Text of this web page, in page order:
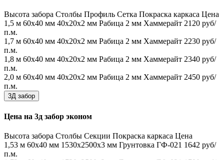
Высота забора Столбы Профиль Сетка Покраска каркаса Цена
1,5 м 60х40 мм 40х20х2 мм Рабица 2 мм Хаммерайт 2120 руб/
п.м.
1,7 м 60х40 мм 40х20х2 мм Рабица 2 мм Хаммерайт 2230 руб/
п.м.
1,8 м 60х40 мм 40х20х2 мм Рабица 2 мм Хаммерайт 2340 руб/
п.м.
2,0 м 60х40 мм 40х20х2 мм Рабица 2 мм Хаммерайт 2450 руб/
п.м.
3Д забор
Цена на 3д забор эконом
Высота забора Столбы Секции Покраска каркаса Цена
1,53 м 60х40 мм 1530x2500x3 мм Грунтовка ГФ-021 1642 руб/
п.м.